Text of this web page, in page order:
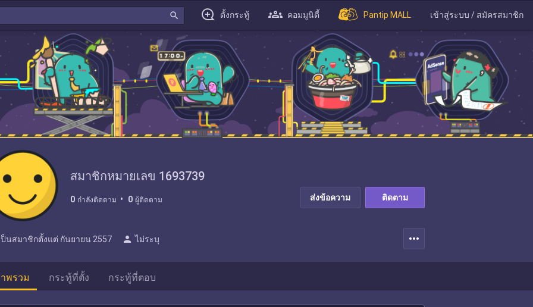
search ตั้งกระทู้ คอมมูนิตี้ Pantip MALL เข้าสู่ระบบ / สมัครสมาชิก
สมาชิกหมายเลข 1693739
0 กำลังติดตาม 0 ผู้ติดตาม ส่งข้อความ ติดตาม
ป็นสมาชิกตั้งแต่ กันยายน 2557 person ไม่ระบุ more_horiz
พรวม กระทู้ที่ตั้ง กระทู้ที่ตอบ